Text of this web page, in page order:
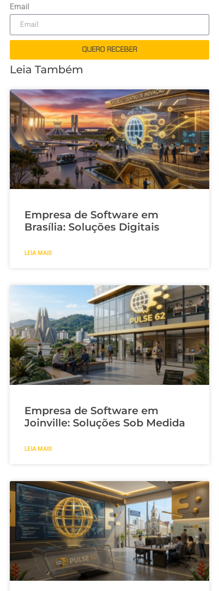
Email
QUERO RECEBER
Leia Também
Empresa de Software em
Brasília: Soluções Digitais
LEIA MAIS
Empresa de Software em
Joinville: Soluções Sob Medida
LEIA MAIS